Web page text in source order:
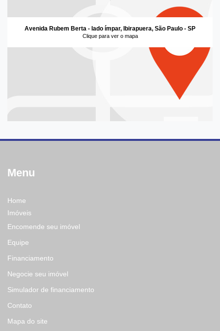
Avenida Rubem Berta - lado ímpar, Ibirapuera, São Paulo - SP
Clique para ver o mapa
Menu
Home
Imóveis
Encomende seu imóvel
Equipe
Financiamento
Negocie seu imóvel
Simulador de financiamento
Contato
Mapa do site